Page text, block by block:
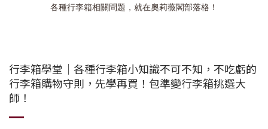
各種行李箱相關問題，就在奧莉薇閣部落格！
行李箱學堂｜各種行李箱小知識不可不知，不吃虧的
行李箱購物守則，先學再買！包準變行李箱挑選大
師！